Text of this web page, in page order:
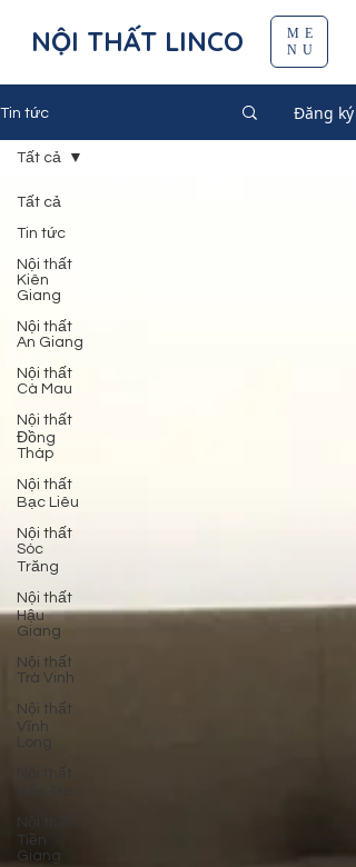
NỘI THẤT LINCO
ME
NU
Tin tức Đăng ký
Tất cả
Tin tức
Nội thất
Kiên
Giang
Nội thất
An Giang
Nội thất
Cà Mau
Nội thất
Đồng
Tháp
Nội thất
Bạc Liêu
Nội thất
Sóc
Trăng
Nội thất
Hậu
Giang
Nội thất
Trà Vinh
Nội thất
Vĩnh
Long
Tiền
Giang
Tất cả